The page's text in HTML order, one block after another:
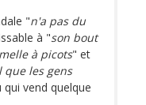
"n'a pas du
à "son bout
à picots" et
les gens
vend quelque